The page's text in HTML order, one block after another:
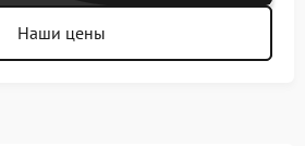
Наши цены